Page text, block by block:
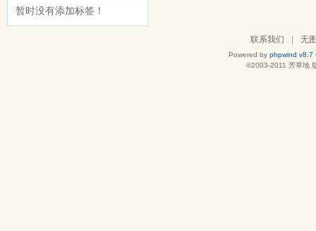
暂时没有添加标签！
联系我们 无
Powered by phpwind v8.7
©2003-2011 芳草地